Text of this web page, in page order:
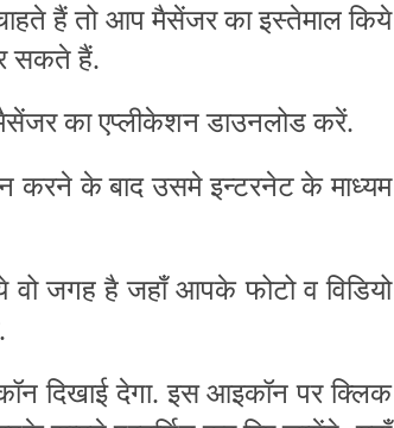
हैं तो आप मैसेंजर का इस्तेमाल किये
सकते हैं.
का एप्लीकेशन डाउनलोड करें.
करने के बाद उसमे इन्टरनेट के माध्यम
जगह है जहाँ आपके फोटो व विडियो
दिखाई देगा. इस आइकॉन पर क्लिक